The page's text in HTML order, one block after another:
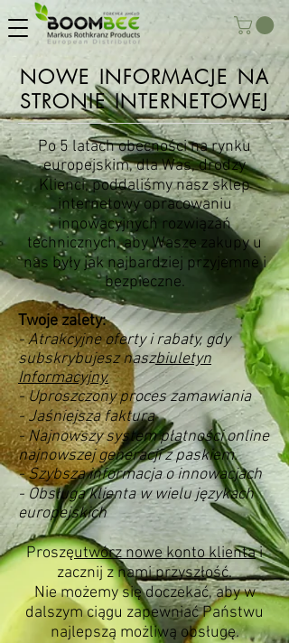
NOWE INFORMACJE NA
STRONIE INTERNETOWEJ
Po 5 latach obecności na rynku
europejskim, dla Was, drodzy
Klienci, poddaliśmy nasz sklep
internetowy opracowaniu
innowacyjnych rozwiązań
technicznych, aby Wasze zakupy u
nas były jak najbardziej przyjemne i
bezpieczne.
Twoje zalety:
- Atrakcyjne oferty i rabaty, gdy
subskrybujesz naszbiuletyn
Informacyjny.
- Uproszczony proces zamawiania
- Jaśniejsza faktura
- Najnowszy system płatności online
najnowszej generacji z paskiem.
- Szybsza informacja o innowacjach
- Obsługa klienta w wielu językach
europejskich
Proszęutwórz nowe konto klientai
zacznij z nami przyszłość.
Nie możemy się doczekać, aby w
dalszym ciągu zapewniać Państwu
najlepszą możliwą obsługę.